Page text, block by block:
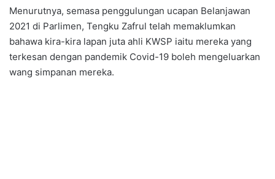
Menurutnya, semasa penggulungan ucapan Belanjawan
2021 di Parlimen, Tengku Zafrul telah memaklumkan
bahawa kira-kira lapan juta ahli KWSP iaitu mereka yang
terkesan dengan pandemik Covid-19 boleh mengeluarkan
wang simpanan mereka.